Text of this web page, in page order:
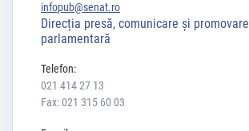
infopub@senat.ro
Direcția presă, comunicare și
parlamentară
Telefon:
021 414 27 13
Fax: 021 315 60 03